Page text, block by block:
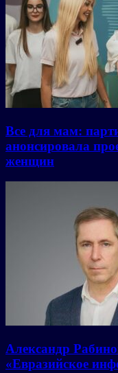
Все для мам:
анонсировала
женщин
Александр
«Евразийское